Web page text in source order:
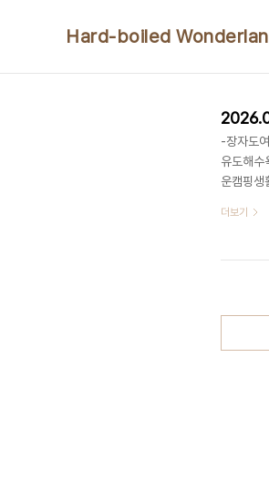
Hard-boiled
-장자도
유도해
운캠핑생
계속 조
청바지
더보기